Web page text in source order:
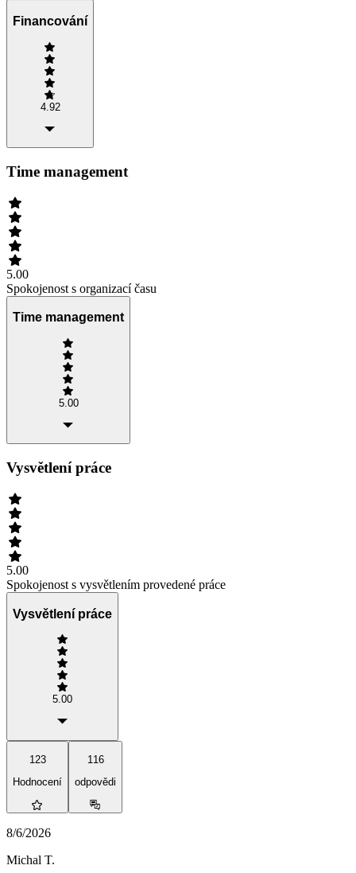
Financování
4.92
Time management
5.00
Spokojenost s organizací času
Time management
5.00
Vysvětlení práce
5.00
Spokojenost s vysvětlením provedené práce
Vysvětlení práce
5.00
123
Hodnocení
116
odpovědi
8/6/2026
Michal T.